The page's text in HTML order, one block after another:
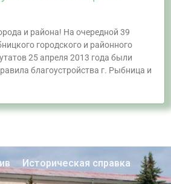
и района! На очередной 39
городского и районного
25 апреля 2013 года были
благоустройства г. Рыбница и
Историческая справка